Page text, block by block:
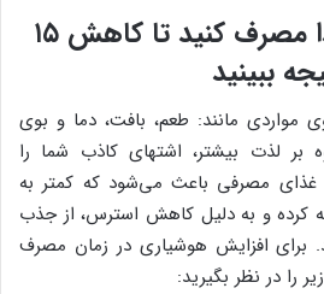
۳. با هوشیاری غذا مصرف کنید تا کاهش ۱۵
ببینید
مواردی مانند: طعم، بافت، دما و بوی
بر لذت بیشتر، اشتهای کاذب شما را
مصرفی باعث می‌شود که کمتر به
کرده و به دلیل کاهش استرس، از جذب
برای افزایش هوشیاری در زمان مصرف
را در نظر بگیرید: